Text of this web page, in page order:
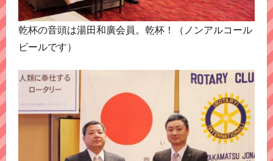
乾杯の音頭は湯田和廣会員。乾杯！（ノンアルコール
ビールです）